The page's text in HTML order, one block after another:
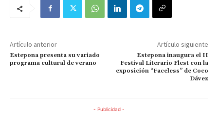
Artículo anterior
Estepona presenta su variado
programa cultural de verano
Artículo siguiente
Estepona inaugura el II
Festival Literario Flest con la
exposición “Faceless” de Coco
Dávez
- Publicidad -